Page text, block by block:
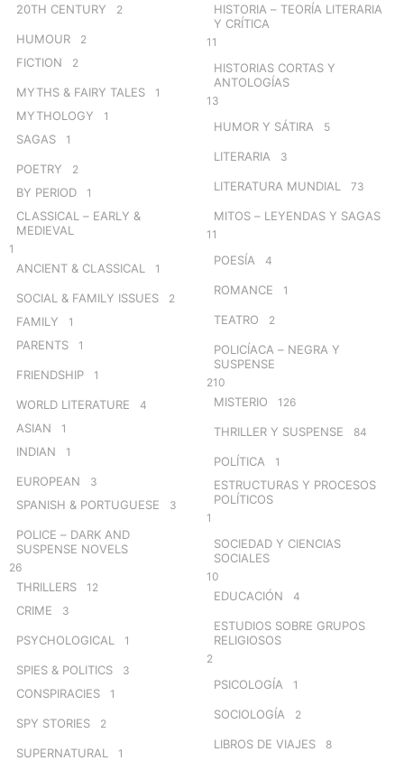
20TH CENTURY 2
HUMOUR 2
FICTION 2
MYTHS & FAIRY TALES 1
MYTHOLOGY 1
SAGAS 1
POETRY 2
BY PERIOD 1
CLASSICAL – EARLY &
MEDIEVAL
1
ANCIENT & CLASSICAL 1
SOCIAL & FAMILY ISSUES 2
FAMILY 1
PARENTS 1
FRIENDSHIP 1
WORLD LITERATURE 4
ASIAN 1
INDIAN 1
EUROPEAN 3
SPANISH & PORTUGUESE 3
POLICE – DARK AND
SUSPENSE NOVELS
26
THRILLERS 12
CRIME 3
PSYCHOLOGICAL 1
SPIES & POLITICS 3
CONSPIRACIES 1
SPY STORIES 2
SUPERNATURAL 1
HISTORIA – TEORÍA LITERARIA
Y CRÍTICA
11
HISTORIAS CORTAS Y
ANTOLOGÍAS
13
HUMOR Y SÁTIRA 5
LITERARIA 3
LITERATURA MUNDIAL 73
MITOS – LEYENDAS Y SAGAS
11
POESÍA 4
ROMANCE 1
TEATRO 2
POLICÍACA – NEGRA Y
SUSPENSE
210
MISTERIO 126
THRILLER Y SUSPENSE 84
POLÍTICA 1
ESTRUCTURAS Y PROCESOS
POLÍTICOS
1
SOCIEDAD Y CIENCIAS
SOCIALES
10
EDUCACIÓN 4
ESTUDIOS SOBRE GRUPOS
RELIGIOSOS
2
PSICOLOGÍA 1
SOCIOLOGÍA 2
LIBROS DE VIAJES 8